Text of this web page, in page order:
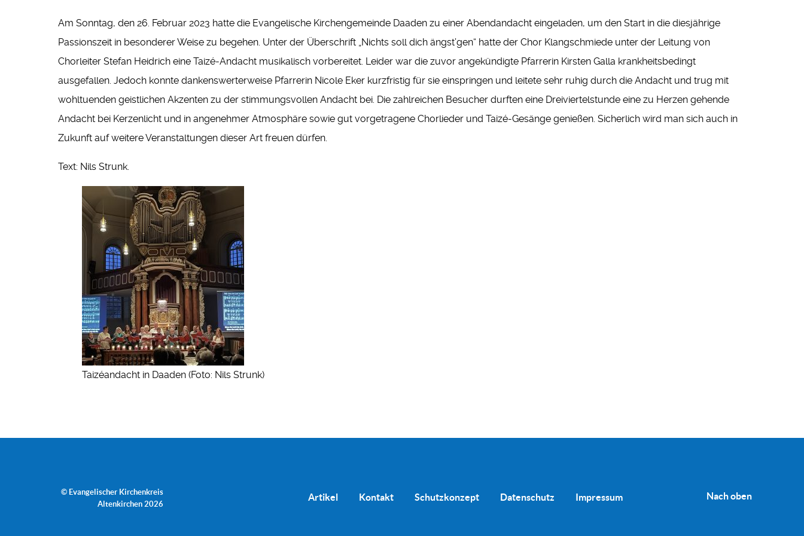
Am Sonntag, den 26. Februar 2023 hatte die Evangelische Kirchengemeinde Daaden zu einer Abendandacht eingeladen, um den Start in die diesjährige
Passionszeit in besonderer Weise zu begehen. Unter der Überschrift „Nichts soll dich ängst’gen“ hatte der Chor Klangschmiede unter der Leitung von
Chorleiter Stefan Heidrich eine Taizé-Andacht musikalisch vorbereitet. Leider war die zuvor angekündigte Pfarrerin Kirsten Galla krankheitsbedingt
ausgefallen. Jedoch konnte dankenswerterweise Pfarrerin Nicole Eker kurzfristig für sie einspringen und leitete sehr ruhig durch die Andacht und trug mit
wohltuenden geistlichen Akzenten zu der stimmungsvollen Andacht bei. Die zahlreichen Besucher durften eine Dreiviertelstunde eine zu Herzen gehende
Andacht bei Kerzenlicht und in angenehmer Atmosphäre sowie gut vorgetragene Chorlieder und Taizé-Gesänge genießen. Sicherlich wird man sich auch in
Zukunft auf weitere Veranstaltungen dieser Art freuen dürfen.
Text: Nils Strunk.
Taizéandacht in Daaden (Foto: Nils Strunk)
© Evangelischer Kirchenkreis
Altenkirchen 2026
Artikel Kontakt Schutzkonzept Datenschutz Impressum Nach oben